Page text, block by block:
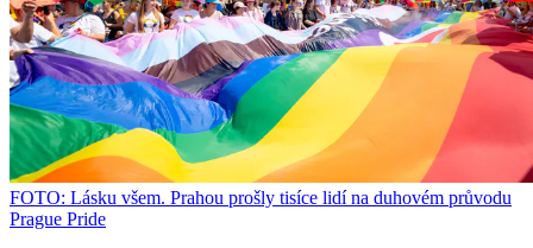
FOTO: Lásku všem. Prahou prošly tisíce lidí na duhovém průvodu
Prague Pride